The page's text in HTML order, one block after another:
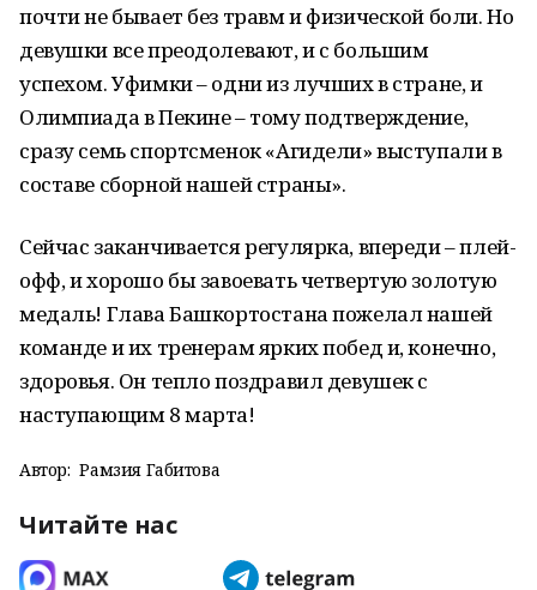
почти не бывает без травм и физической боли. Но
девушки все преодолевают, и с большим
успехом. Уфимки – одни из лучших в стране, и
Олимпиада в Пекине – тому подтверждение,
сразу семь спортсменок «Агидели» выступали в
составе сборной нашей страны».
Сейчас заканчивается регулярка, впереди – плей-
офф, и хорошо бы завоевать четвертую золотую
медаль! Глава Башкортостана пожелал нашей
команде и их тренерам ярких побед и, конечно,
здоровья. Он тепло поздравил девушек с
наступающим 8 марта!
Автор: Рамзия Габитова
Читайте нас